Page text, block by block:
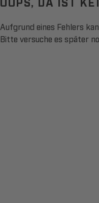
Aufgrund eines Fehlers
Bitte versuche es später